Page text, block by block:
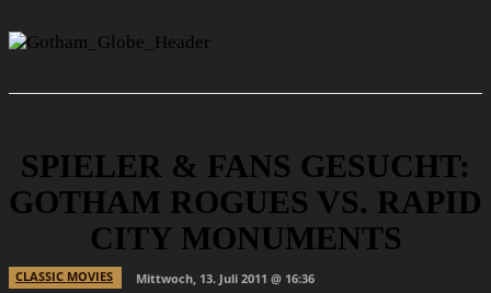
SPIELER & FANS GESUCHT:
GOTHAM ROGUES VS. RAPID
CITY MONUMENTS
CLASSIC MOVIES
Mittwoch, 13. Juli 2011 @ 16:36